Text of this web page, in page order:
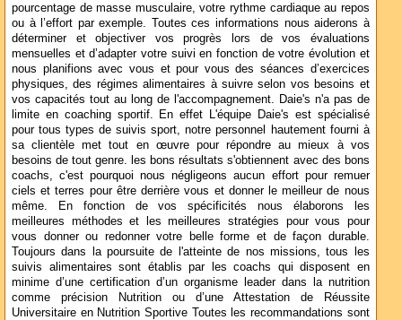
pourcentage de masse musculaire, votre rythme cardiaque au repos
ou à l’effort par exemple. Toutes ces informations nous aiderons à
déterminer et objectiver vos progrès lors de vos évaluations
mensuelles et d’adapter votre suivi en fonction de votre évolution et
nous planifions avec vous et pour vous des séances d’exercices
physiques, des régimes alimentaires à suivre selon vos besoins et
vos capacités tout au long de l'accompagnement. Daie's n'a pas de
limite en coaching sportif. En effet L'équipe Daie's est spécialisé
pour tous types de suivis sport, notre personnel hautement fourni à
sa clientèle met tout en œuvre pour répondre au mieux à vos
besoins de tout genre. les bons résultats s'obtiennent avec des bons
coachs, c'est pourquoi nous négligeons aucun effort pour remuer
ciels et terres pour être derrière vous et donner le meilleur de nous
même. En fonction de vos spécificités nous élaborons les
meilleures méthodes et les meilleures stratégies pour vous pour
vous donner ou redonner votre belle forme et de façon durable.
Toujours dans la poursuite de l'atteinte de nos missions, tous les
suivis alimentaires sont établis par les coachs qui disposent en
minime d’une certification d’un organisme leader dans la nutrition
comme précision Nutrition ou d’une Attestation de Réussite
Universitaire en Nutrition Sportive Toutes les recommandations sont